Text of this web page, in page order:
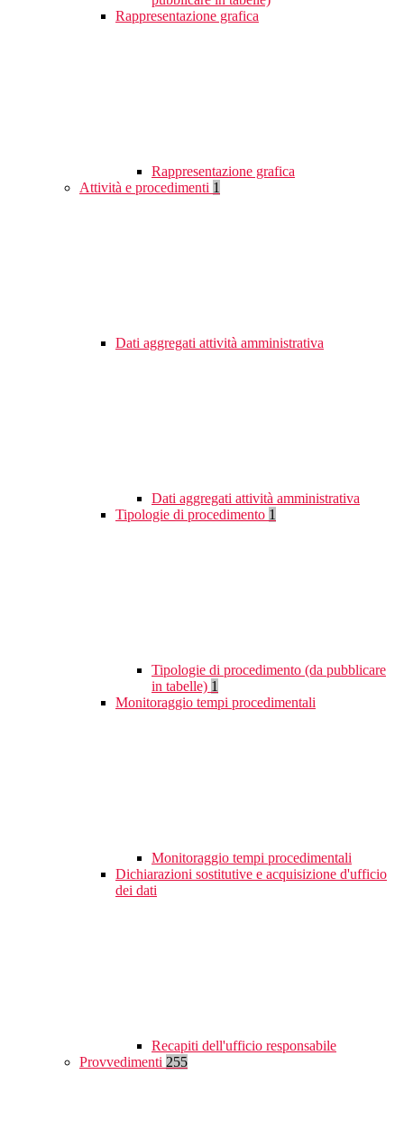
Rappresentazione grafica
Rappresentazione grafica
Attività e procedimenti 1
Dati aggregati attività amministrativa
Dati aggregati attività amministrativa
Tipologie di procedimento 1
Tipologie di procedimento (da pubblicare
in tabelle) 1
Monitoraggio tempi procedimentali
Monitoraggio tempi procedimentali
Dichiarazioni sostitutive e acquisizione d'ufficio
dei dati
Recapiti dell'ufficio responsabile
Provvedimenti 255